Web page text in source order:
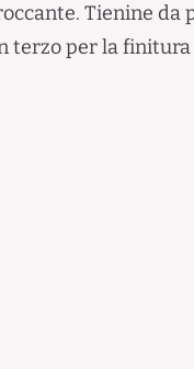
Tienine da
terzo per la